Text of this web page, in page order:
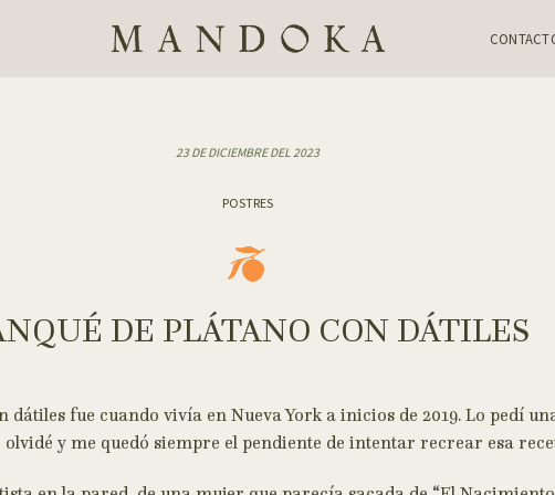
23 DE DICIEMBRE DEL 2023
POSTRES
DE PLÁTANO CON DÁTILES
dátiles fue cuando vivía en Nueva York a inicios de 2019. Lo pedí
y me quedó siempre el pendiente de intentar recrear esa